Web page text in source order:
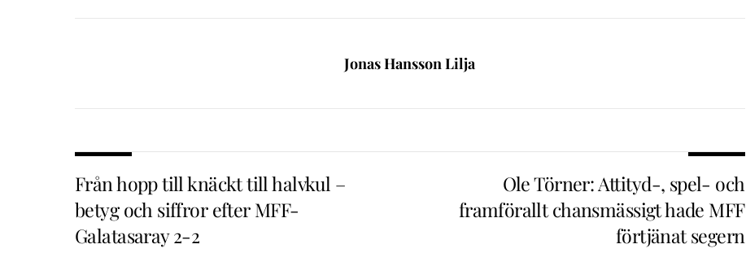
Jonas Hansson Lilja
Från hopp till knäckt till halvkul –
betyg och siffror efter MFF-
Galatasaray 2-2
Ole Törner: Attityd-, spel- och
framförallt chansmässigt hade MFF
förtjänat segern